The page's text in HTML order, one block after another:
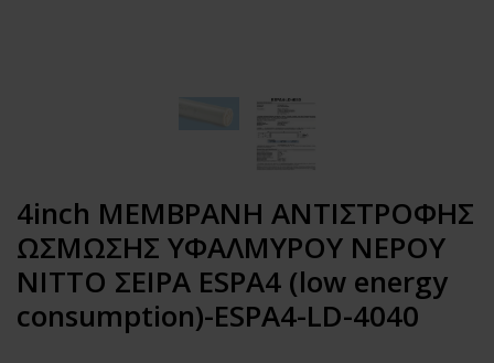
4inch ΜΕΜΒΡΑΝΗ ΑΝΤΙΣΤΡΟΦΗΣ
ΩΣΜΩΣΗΣ ΥΦΑΛΜΥΡΟΥ ΝΕΡΟΥ
NITTO ΣΕΙΡΑ ESPA4 (low energy
consumption)-ESPA4-LD-4040